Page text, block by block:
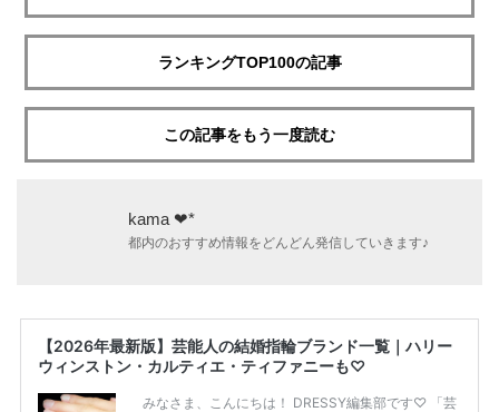
ランキングTOP100の記事
この記事をもう一度読む
kama ❤︎*
都内のおすすめ情報をどんどん発信していきます♪
【2026年最新版】芸能人の結婚指輪ブランド一覧｜ハリー
ウィンストン・カルティエ・ティファニーも♡
みなさま、こんにちは！ DRESSY編集部です♡ 「芸